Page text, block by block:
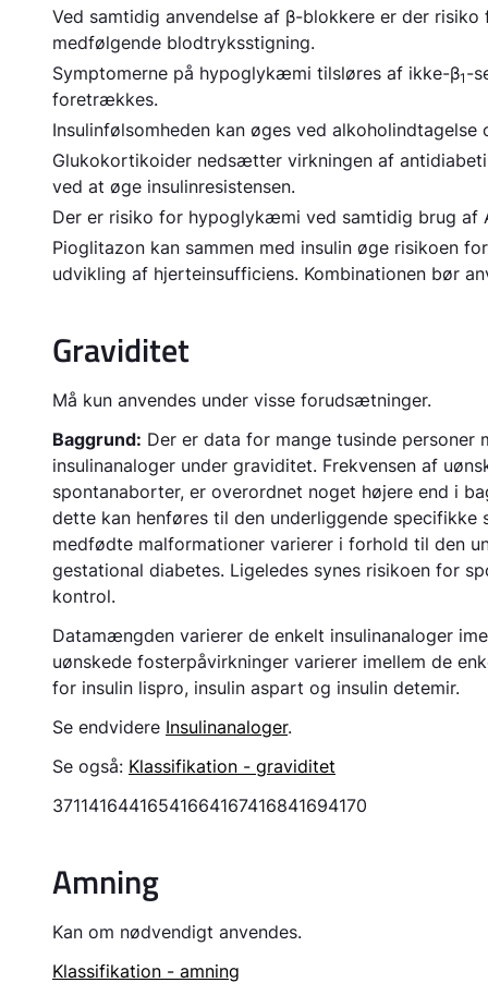
Ved samtidig anvendelse af β-blokkere er der
medfølgende blodtryksstigning.
Symptomerne på hypoglykæmi tilsløres af ikke-β1 -
foretrækkes.
Insulinfølsomheden kan øges ved
Glukokortikoider nedsætter virkningen af
ved at øge insulinresistensen.
Der er risiko for hypoglykæmi ved samtidig brug af
Pioglitazon kan sammen med insulin øge risikoen
udvikling af hjerteinsufficiens. Kombinationen bør
Graviditet
Må kun anvendes under visse forudsætninger.
Baggrund: Der er data for mange tusinde
insulinanaloger under graviditet. Frekvensen af
spontanaborter, er overordnet noget højere end i
dette kan henføres til den underliggende specifikke
medfødte malformationer varierer i forhold til den
gestational diabetes. Ligeledes synes risikoen for
kontrol.
Datamængden varierer de enkelt insulinanaloger
uønskede fosterpåvirkninger varierer imellem de
for insulin lispro, insulin aspart og insulin detemir.
Se endvidere Insulinanaloger.
Se også: Klassifikation - graviditet
37114164416541664167416841694170
Amning
Kan om nødvendigt anvendes.
Klassifikation - amning